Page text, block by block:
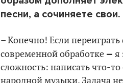
песни, а сочиняете
–Конечно! Если
современной обработке – я
сложность: написать что-
народной музыки. Задача